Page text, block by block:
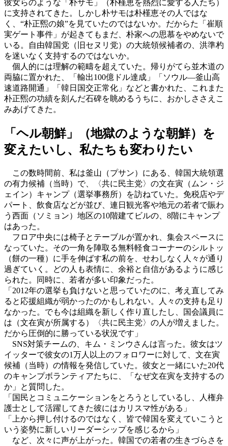
彼女らのような「朴サモ」（朴槿恵を熱烈に愛する人たち）
に支持されてきた。しかし朴サモは朴槿恵その人ではな
く、“朴正煕の娘”を見ていたのではないか。だからた「崔順
実ゲート事件」が起きてもまだ、朴家への思慕をやめないで
いる。自由韓国党（旧セヌリ党）の大統領候補者の、洪準杓
を迷いなく支持するのではないか。
個人的には理解の範疇を超えていた。帰りがてら並木道の
両脇に置かれた、「輸出100億ドル達成」「ソウル―釜山高
速道路開通」「韓日国交正常化」などと書かれた、これまた
朴正煕の功績を刻んだ石碑を眺めるうちに、おかしささえこ
みあげてきた。
「ヘル朝鮮」（地獄のような朝鮮）を
変えたいし、私たちも変わりたい
この数時間前、私は釜山（プサン）にある、韓国大統領選
の有力候補（当時）で、〈共に民主党〉の文在寅（ムン・ジ
ェイン）キャンプ（選挙事務所）を訪ねていた。免税店やデ
パート、飲食店などが並び、連日観光客や地元の若者で賑わ
う西面（ソミョン）地区の10階建てビルの、8階にキャンプ
はあった。
フロア中央には椅子とテーブルが置かれ、集会スペースに
なっていた。その一角を陣取る無料軽食コーナーのシルトッ
（餅の一種）に手を伸ばす私の前を、せわしなく人々が通り
過ぎていく。どの人も表情に、余裕と自信があるように感じ
られた。同時に、若者が多い印象だった。
「2012年の選挙も負けないと思っていたのに、考え直してみ
ると応援組織が弱かったのかもしれない。人々の支持も足り
なかった。でも今は組織を新しく作り直したし、国会議員に
は（文在寅が所属する）〈共に民主党〉の人が増えました。
だから圧倒的に勝っている状況です」
SNS対策チームの、キム・ミンウさんは言った。彼女はツ
イッターで彼女の1万人以上のフォロワーに対して、文在寅
候補（当時）の情報を発信していた。彼女と一緒にいた20代
のキャンプボランティアたちに、「なぜ文在寅を支持するの
か」と質問した。
「国民とコミュニケーションをとろうとしているし、人権弁
護士として活躍してきた彼にはカリスマ性がある」
「上から押し付けるのではなく、皆で韓国を変えていこうと
いう姿勢に新しいリーダーシップを感じるから」
など、次々に声が上がった。韓国での若者の生きづらさを